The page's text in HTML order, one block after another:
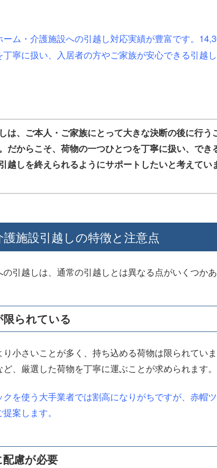
ーム・介護施設への引越し対応実績が豊富です。
寧に扱い、入居者の方やご家族が安心できる引越
は、ご本人・ご家族にとって大きな決断の後に行う
だからこそ、荷物の一つひとつを丁寧に扱い、でき
越しを終えられるようにサポートしたいと考えてい
施設引越しの特徴と注意点
引越しは、通常の引越しとは異なる点がいくつかあ
られている
小さいことが多く、持ち込める荷物は限られてい
、厳選した荷物を丁寧に運ぶことが求められます。
を使う大手業者では割高になりがちですが、赤帽
案します。
慮が必要